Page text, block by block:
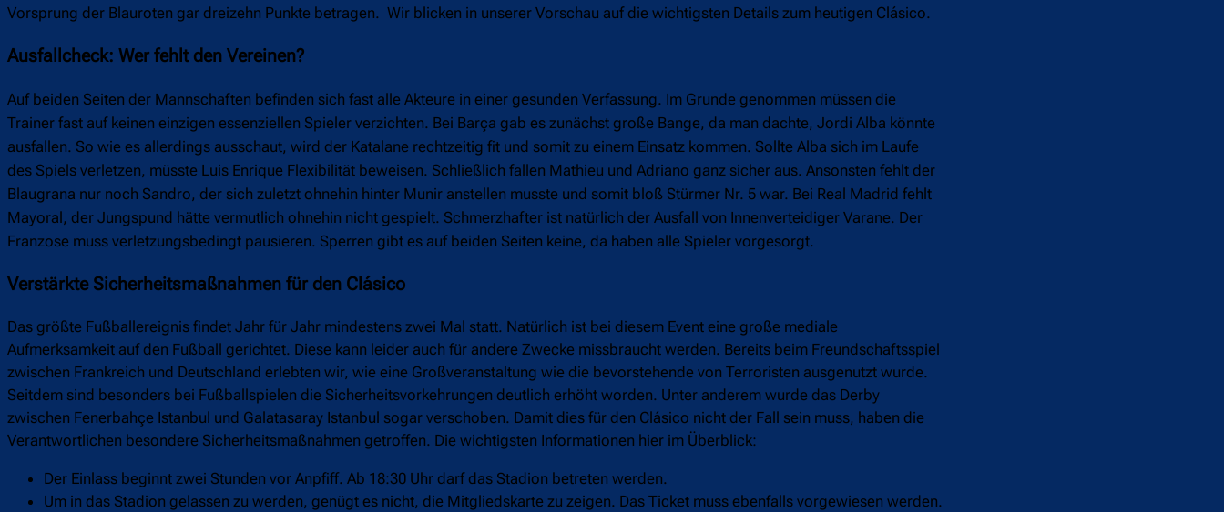
Vorsprung der Blauroten gar dreizehn Punkte betragen. Wir blicken in unserer Vorschau auf die wichtigsten Details zum heutigen Clásico.
Ausfallcheck: Wer fehlt den Vereinen?
Auf beiden Seiten der Mannschaften befinden sich fast alle Akteure in einer gesunden Verfassung. Im Grunde genommen müssen die
Trainer fast auf keinen einzigen essenziellen Spieler verzichten. Bei Barça gab es zunächst große Bange, da man dachte, Jordi Alba könnte
ausfallen. So wie es allerdings ausschaut, wird der Katalane rechtzeitig fit und somit zu einem Einsatz kommen. Sollte Alba sich im Laufe
des Spiels verletzen, müsste Luis Enrique Flexibilität beweisen. Schließlich fallen Mathieu und Adriano ganz sicher aus. Ansonsten fehlt der
Blaugrana nur noch Sandro, der sich zuletzt ohnehin hinter Munir anstellen musste und somit bloß Stürmer Nr. 5 war. Bei Real Madrid fehlt
Mayoral, der Jungspund hätte vermutlich ohnehin nicht gespielt. Schmerzhafter ist natürlich der Ausfall von Innenverteidiger Varane. Der
Franzose muss verletzungsbedingt pausieren. Sperren gibt es auf beiden Seiten keine, da haben alle Spieler vorgesorgt.
Verstärkte Sicherheitsmaßnahmen für den Clásico
Das größte Fußballereignis findet Jahr für Jahr mindestens zwei Mal statt. Natürlich ist bei diesem Event eine große mediale
Aufmerksamkeit auf den Fußball gerichtet. Diese kann leider auch für andere Zwecke missbraucht werden. Bereits beim Freundschaftsspiel
zwischen Frankreich und Deutschland erlebten wir, wie eine Großveranstaltung wie die bevorstehende von Terroristen ausgenutzt wurde.
Seitdem sind besonders bei Fußballspielen die Sicherheitsvorkehrungen deutlich erhöht worden. Unter anderem wurde das Derby
zwischen Fenerbahçe Istanbul und Galatasaray Istanbul sogar verschoben. Damit dies für den Clásico nicht der Fall sein muss, haben die
Verantwortlichen besondere Sicherheitsmaßnahmen getroffen. Die wichtigsten Informationen hier im Überblick:
Der Einlass beginnt zwei Stunden vor Anpfiff. Ab 18:30 Uhr darf das Stadion betreten werden.
Um in das Stadion gelassen zu werden, genügt es nicht, die Mitgliedskarte zu zeigen. Das Ticket muss ebenfalls vorgewiesen werden.